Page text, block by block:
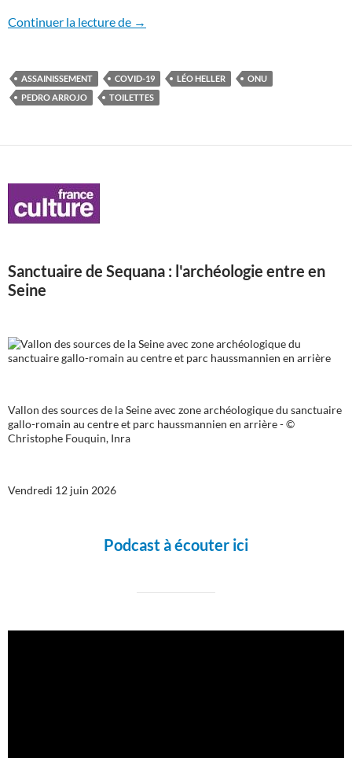
Continuer la lecture de La pandémie COVID-19 et les droits
→
ASSAINISSEMENT COVID-19 LÉO HELLER
ONU
PEDRO ARROJO
TOILETTES
Sanctuaire de Sequana : l'archéologie entre en
Seine
Vallon des sources de la Seine avec zone archéologique du sanctuaire
gallo-romain au centre et parc haussmannien en arrière - ©
Christophe Fouquin, Inra
Vendredi 12 juin 2026
Podcast à écouter ici